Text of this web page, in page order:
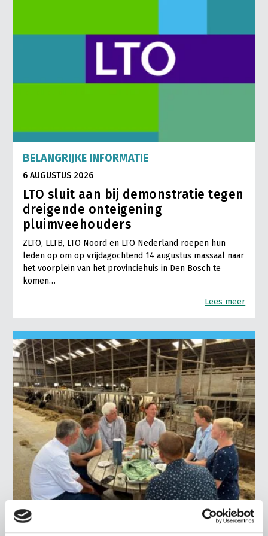
BELANGRIJKE INFORMATIE
6 AUGUSTUS 2026
LTO sluit aan bij demonstratie tegen
dreigende onteigening
pluimveehouders
ZLTO, LLTB, LTO Noord en LTO Nederland roepen hun
leden op om op vrijdagochtend 14 augustus massaal naar
het voorplein van het provinciehuis in Den Bosch te
komen…
Lees meer
LTO LOBBY